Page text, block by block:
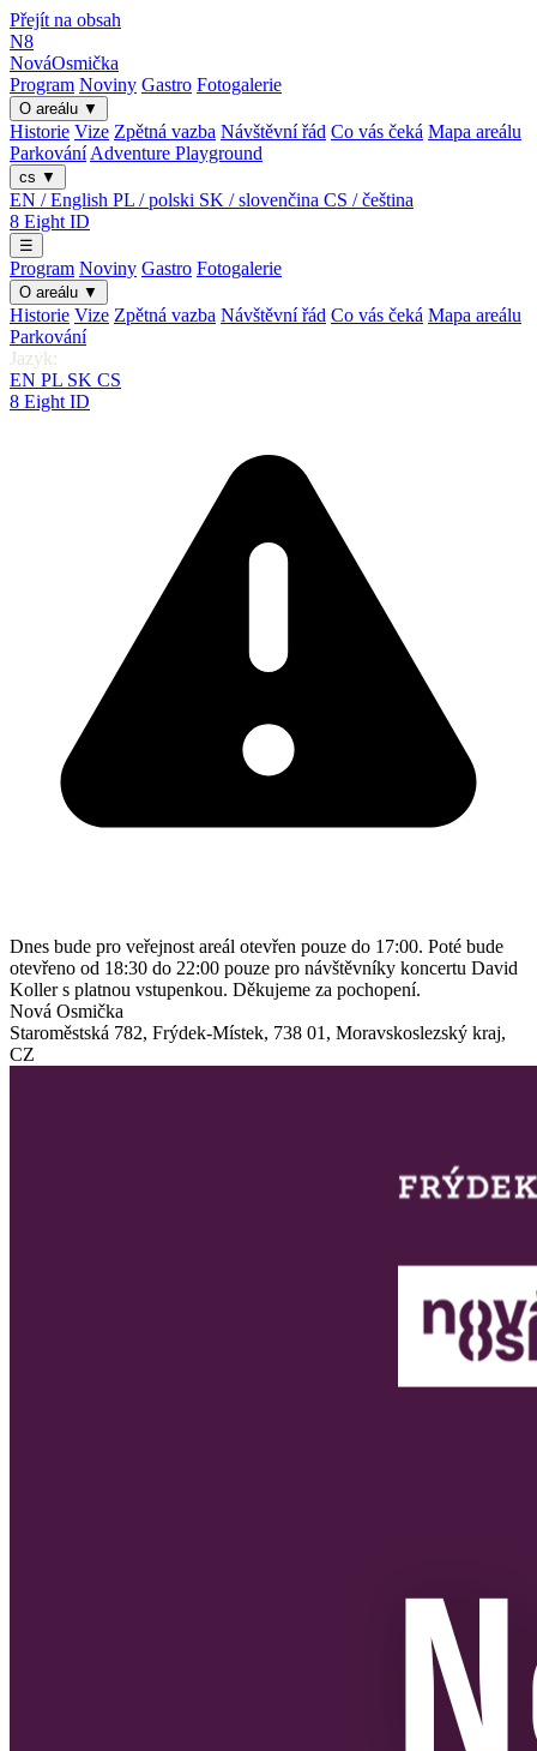
Přejít na obsah
N8
NováOsmička
Program Noviny Gastro Fotogalerie
O areálu ▼
Historie Vize Zpětná vazba Návštěvní řád Co vás čeká Mapa areálu
Parkování Adventure Playground
cs ▼
EN / English PL / polski SK / slovenčina CS / čeština
8 Eight ID
☰
Program Noviny Gastro Fotogalerie
O areálu ▼
Historie Vize Zpětná vazba Návštěvní řád Co vás čeká Mapa areálu
Parkování
Jazyk:
EN PL SK CS
8 Eight ID
Dnes bude pro veřejnost areál otevřen pouze do 17:00. Poté bude
otevřeno od 18:30 do 22:00 pouze pro návštěvníky koncertu David
Koller s platnou vstupenkou. Děkujeme za pochopení.
Nová Osmička
Staroměstská 782, Frýdek-Místek, 738 01 , Moravskoslezský kraj,
CZ